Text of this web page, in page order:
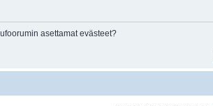
asettamat evästeet?